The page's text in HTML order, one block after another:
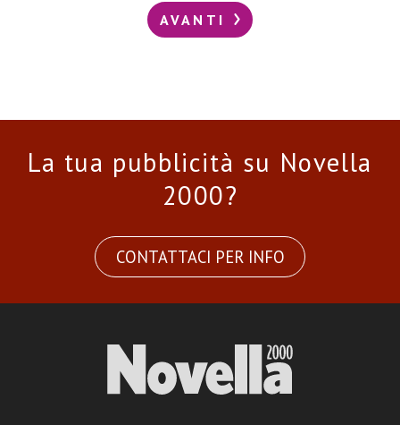
AVANTI
La tua pubblicità su Novella
2000?
CONTATTACI PER INFO